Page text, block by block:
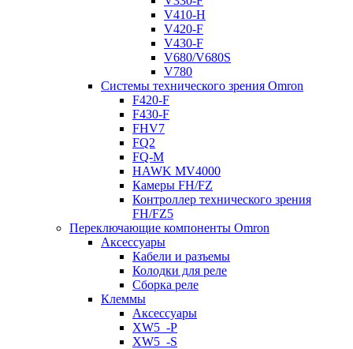
V410-H
V420-F
V430-F
V680/V680S
V780
Системы технического зрения Omron
F420-F
F430-F
FHV7
FQ2
FQ-M
HAWK MV4000
Камеры FH/FZ
Контроллер технического зрения
FH/FZ5
Переключающие компоненты Omron
Аксессуары
Кабели и разъемы
Колодки для реле
Сборка реле
Клеммы
Аксессуары
XW5_-P
XW5_-S